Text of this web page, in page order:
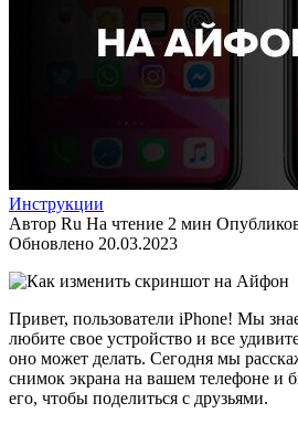
Инструкции
Автор Ru На чтение 2 мин
Обновлено 20.03.2023
Привет, пользователи iPhone! Мы
любите свое устройство и все
оно может делать. Сегодня мы
снимок экрана на вашем телефоне и
его, чтобы поделиться с друзьями.